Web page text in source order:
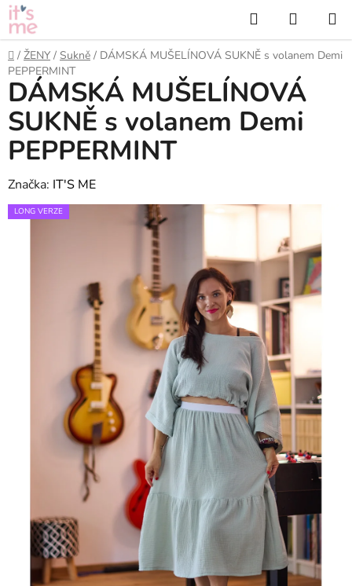
Přejít
na
obsah
Hledat
KOŠÍK
Domů
/ ŽENY / Sukně / DÁMSKÁ MUŠELÍNOVÁ SUKNĚ s volanem Demi
PEPPERMINT
DÁMSKÁ MUŠELÍNOVÁ
SUKNĚ s volanem Demi
PEPPERMINT
Značka: IT'S ME
LONG VERZE